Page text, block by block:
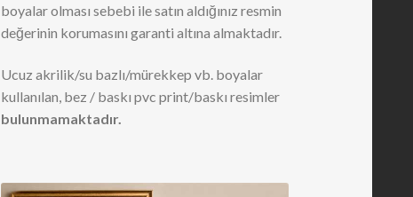
boyalar olması sebebi ile satın aldığınız resmin
değerinin korumasını garanti altına almaktadır.
Ucuz akrilik/su bazlı/mürekkep vb. boyalar
kullanılan, bez / baskı pvc print/baskı resimler
bulunmamaktadır.